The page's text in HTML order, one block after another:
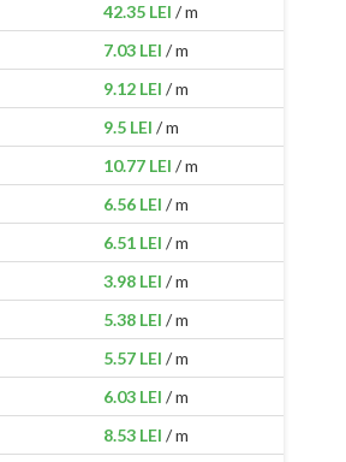
42.35 LEI / m
7.03 LEI / m
9.12 LEI / m
9.5 LEI / m
10.77 LEI / m
6.56 LEI / m
6.51 LEI / m
3.98 LEI / m
5.38 LEI / m
5.57 LEI / m
6.03 LEI / m
8.53 LEI / m